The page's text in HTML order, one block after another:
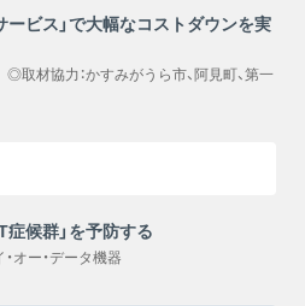
ービス」で大幅なコストダウンを実
取材協力：かすみがうら市、阿見町、第一
症候群」を予防する
オー・データ機器